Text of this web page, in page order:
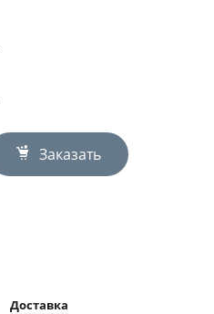
Заказать
Доставка